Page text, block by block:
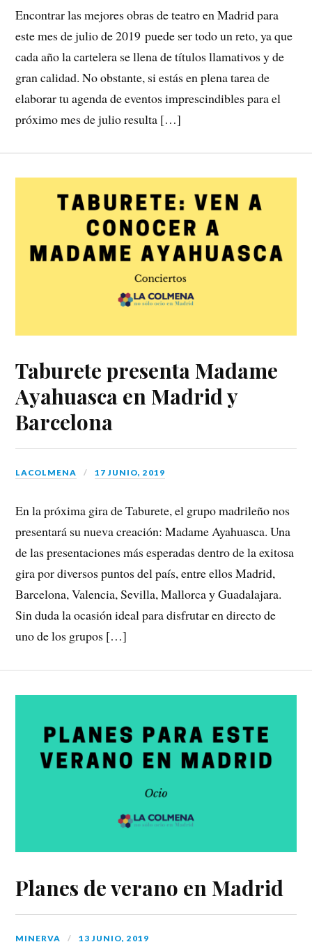
Encontrar las mejores obras de teatro en Madrid para
este mes de julio de 2019 puede ser todo un reto, ya que
cada año la cartelera se llena de títulos llamativos y de
gran calidad. No obstante, si estás en plena tarea de
elaborar tu agenda de eventos imprescindibles para el
próximo mes de julio resulta […]
Taburete presenta Madame
Ayahuasca en Madrid y
Barcelona
LACOLMENA 17 JUNIO, 2019
En la próxima gira de Taburete, el grupo madrileño nos
presentará su nueva creación: Madame Ayahuasca. Una
de las presentaciones más esperadas dentro de la exitosa
gira por diversos puntos del país, entre ellos Madrid,
Barcelona, Valencia, Sevilla, Mallorca y Guadalajara.
Sin duda la ocasión ideal para disfrutar en directo de
uno de los grupos […]
Planes de verano en Madrid
MINERVA 13 JUNIO, 2019